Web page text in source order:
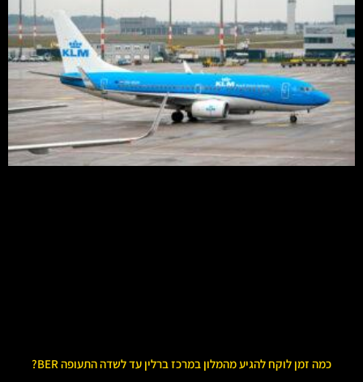
כמה זמן לוקח להגיע מהמלון במרכז ברלין עד לשדה התעופה BER?